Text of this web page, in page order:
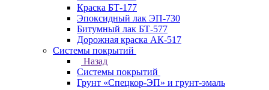
Краска БТ-177
Эпоксидный лак ЭП-730
Битумный лак БТ-577
Дорожная краска АК-517
Системы покрытий
Назад
Системы покрытий
Грунт «Спецкор-ЭП» и грунт-эмаль